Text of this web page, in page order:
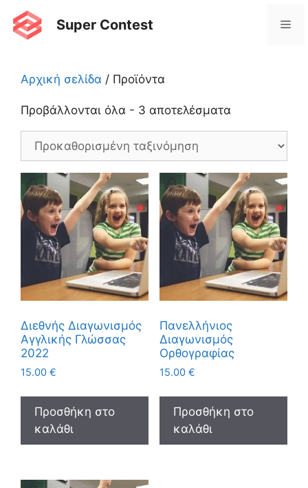
Μετάβαση
περιεχόμενο
Super Contest
Αρχική σελίδα / Προϊόντα
Προβάλλονται όλα - 3 αποτελέσματα
Διεθνής Διαγωνισμός
Αγγλικής Γλώσσας
2022
15.00 €
Προσθήκη στο
καλάθι
Πανελλήνιος
Διαγωνισμός
Ορθογραφίας
15.00 €
Προσθήκη στο
καλάθι